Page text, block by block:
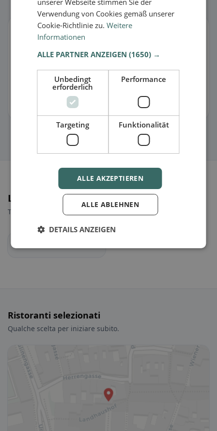
Gestisci scheda
C’è qualcosa che non va o sei il proprietario?
🏪 Rivendica la scheda gratis
Così puoi gestire orari, menu e informazioni.
Luoghi nelle vicinanze
Trova il luogo giusto per la tua ricerca di ristoranti.
Ristoranti selezionati
Qualche scelta per iniziare subito.
Verwendung von Cookies gemäß unserer
Cookie-Richtlinie zu.Weitere
Informationen
ALLE PARTNER ANZEIGEN(1650) →
Unbedingt
erforderlich
Performance
Targeting Funktionalität
ALLE AKZEPTIEREN
ALLE ABLEHNEN
DETAILS ANZEIGEN